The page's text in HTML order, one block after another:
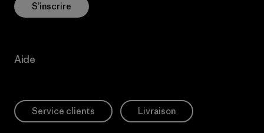
S’inscrire
Aide
Service clients Livraison